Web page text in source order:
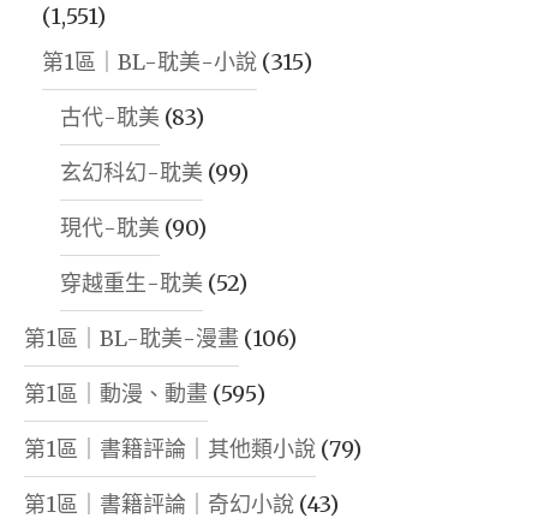
(1,551)
第1區｜BL-耽美-小說 (315)
古代-耽美 (83)
玄幻科幻-耽美 (99)
現代-耽美 (90)
穿越重生-耽美 (52)
第1區｜BL-耽美-漫畫 (106)
第1區｜動漫、動畫 (595)
第1區｜書籍評論｜其他類小說 (79)
第1區｜書籍評論｜奇幻小說 (43)